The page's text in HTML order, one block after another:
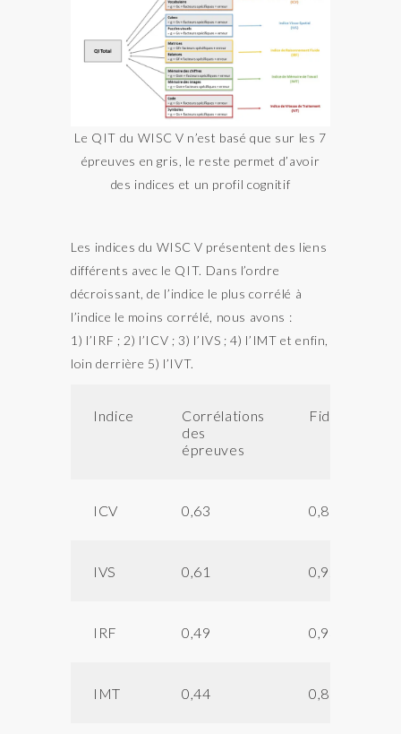
Le QIT du WISC V n’est basé que sur les 7
épreuves en gris, le reste permet d’avoir
des indices et un profil cognitif
Les indices du WISC V présentent des liens
différents avec le QIT. Dans l’ordre
décroissant, de l’indice le plus corrélé à
l’indice le moins corrélé, nous avons :
1) l’IRF ; 2) l’ICV ; 3) l’IVS ; 4) l’IMT et enfin,
loin derrière 5) l’IVT.
Indice
Corrélations
des
épreuves
Fidélité
ICV 0,63 0,88
IVS 0,61 0,92
IRF 0,49 0,93
IMT 0,44 0,89